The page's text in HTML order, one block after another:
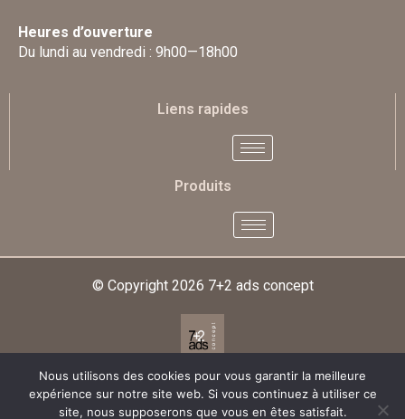
Heures d’ouverture
Du lundi au vendredi : 9h00—18h00
Liens rapides
Produits
© Copyright 2026 7+2 ads concept
Designed & Developed By
Nous utilisons des cookies pour vous garantir la meilleure
expérience sur notre site web. Si vous continuez à utiliser ce
site, nous supposerons que vous en êtes satisfait.